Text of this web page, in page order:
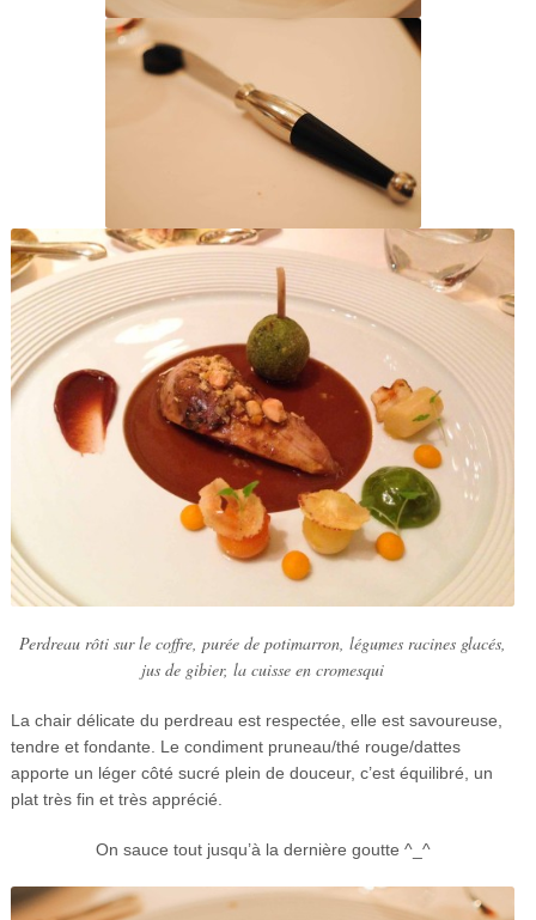
Perdreau rôti sur le coffre, purée de potimarron, légumes racines glacés,
jus de gibier, la cuisse en cromesqui
La chair délicate du perdreau est respectée, elle est savoureuse,
tendre et fondante. Le condiment pruneau/thé rouge/dattes
apporte un léger côté sucré plein de douceur, c’est équilibré, un
plat très fin et très apprécié.
On sauce tout jusqu’à la dernière goutte ^_^